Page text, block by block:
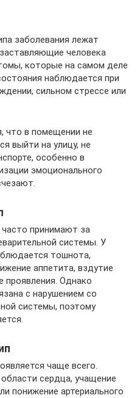
заболевания лежат
человека
которые на самом деле
наблюдается при
сильном стрессе или
что в помещении не
выйти на улицу, не
особенно в
эмоционального
принимают за
системы. У
тошнота,
аппетита, вздутие
проявления. Однако
с нарушением со
системы, поэтому
чаще всего.
сердца, учащение
понижение артериального